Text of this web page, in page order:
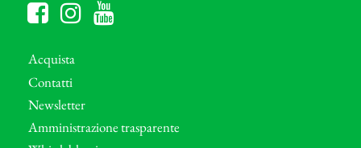
Acquista
Contatti
Newsletter
Amministrazione trasparente